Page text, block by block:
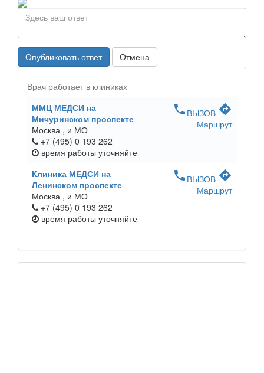
Опубликовать ответ Отмена
Врач работает в клиниках
ММЦ МЕДСИ на
Мичуринском проспекте
Москва , и МО
+7 (495) 0 193 262
время работы уточняйте
phone ВЫЗОВ directions
Маршрут
Клиника МЕДСИ на
Ленинском проспекте
Москва , и МО
+7 (495) 0 193 262
время работы уточняйте
phone ВЫЗОВ directions
Маршрут